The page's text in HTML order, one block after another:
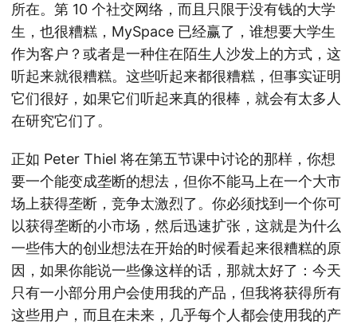
所在。第 10 个社交网络，而且只限于没有钱的大学
生，也很糟糕，MySpace 已经赢了，谁想要大学生
作为客户？或者是一种住在陌生人沙发上的方式，这
听起来就很糟糕。这些听起来都很糟糕，但事实证明
它们很好，如果它们听起来真的很棒，就会有太多人
在研究它们了。
正如 Peter Thiel 将在第五节课中讨论的那样，你想
要一个能变成垄断的想法，但你不能马上在一个大市
场上获得垄断，竞争太激烈了。你必须找到一个你可
以获得垄断的小市场，然后迅速扩张，这就是为什么
一些伟大的创业想法在开始的时候看起来很糟糕的原
因，如果你能说一些像这样的话，那就太好了：今天
只有一小部分用户会使用我的产品，但我将获得所有
这些用户，而且在未来，几乎每个人都会使用我的产